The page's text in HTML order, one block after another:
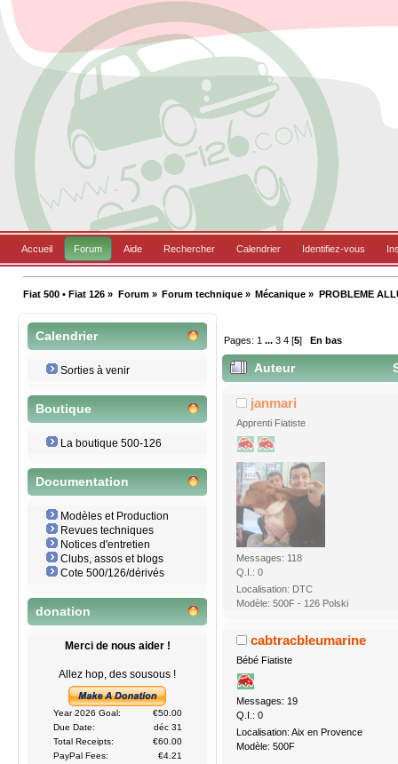
Accueil Forum Aide Rechercher Calendrier Identifiez-vous
Fiat 500 • Fiat 126 » Forum» Forum technique» Mécanique » PROBLEME
Calendrier
Sorties à venir
Boutique
La boutique 500-126
Documentation
Modèles et Production
Revues techniques
Notices d'entretien
Clubs, assos et blogs
Cote 500/126/dérivés
donation
Merci de nous aider !
Allez hop, des sousous !
Year 2026 Goal:
€50.00
Due Date:
déc 31
Total Receipts:
€60.00
PayPal Fees:
€4.21
Pages: 1 ...3 4 [5] En bas
Auteur
janmari
Apprenti Fiatiste
Messages: 118
Q.I.: 0
Localisation: DTC
Modèle: 500F - 126 Polski
cabtracbleumarine
Bébé Fiatiste
Messages: 19
Q.I.: 0
Localisation: Aix en Provence
Modèle: 500F